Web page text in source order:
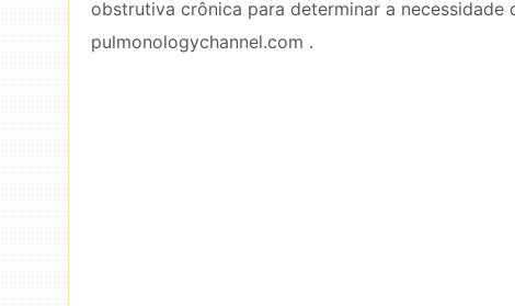
obstrutiva crônica para determinar a
pulmonologychannel.com .